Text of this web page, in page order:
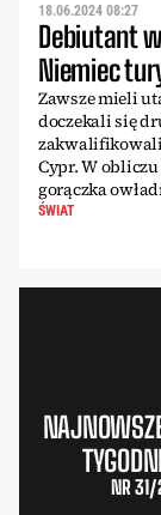
18.06.2024 08:27
Debiutant
Niemiec
Zawsze mieli
doczekali się
Cypr. W
gorączka
ŚWIAT
NR